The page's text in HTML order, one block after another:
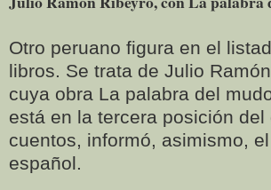
Otro peruano figura en el
libros. Se trata de Julio
cuya obra La palabra del
está en la tercera posición del
cuentos, informó, asimismo,
español.